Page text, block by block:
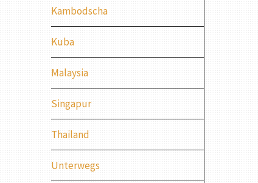
Kambodscha
Kuba
Malaysia
Singapur
Thailand
Unterwegs